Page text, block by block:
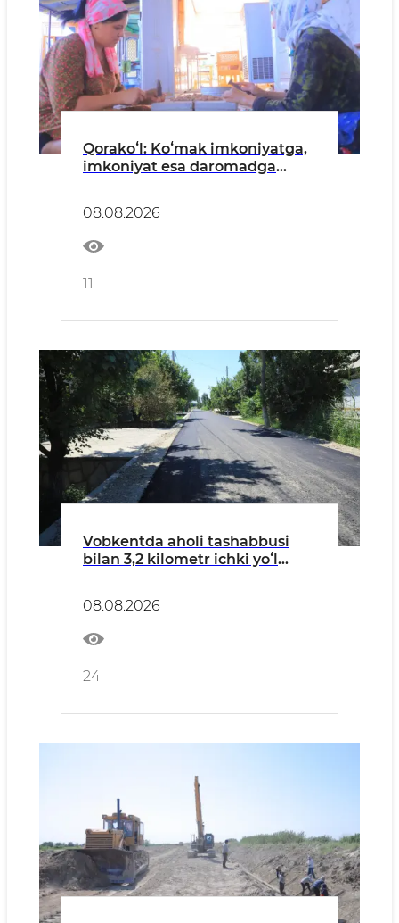
Qorakoʻl: Koʻmak imkoniyatga,
imkoniyat esa daromadga
08.08.2026
11
Vobkentda aholi tashabbusi
bilan 3,2 kilometr ichki yoʻl
08.08.2026
24